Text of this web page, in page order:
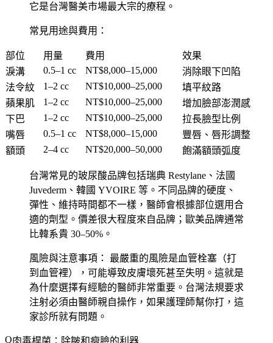
它是台灣醫美市場最大宗的療程。
常見用途與費用：
部位 用量 費用
效果
淚溝
0.5–1 cc NT$8,000–15,000
消除眼下凹陷
法令紋
1–2 cc NT$10,000–25,000
填平紋路
蘋果肌
1–2 cc NT$10,000–25,000
增加臉部澎潤感
下巴
1–2 cc NT$10,000–25,000
拉長臉型比例
嘴唇
0.5–1 cc NT$8,000–15,000
豐唇、唇形調整
額頭
2–4 cc NT$20,000–50,000 飽滿額頭弧度
台灣常見的玻尿酸品牌包括瑞典 Restylane、法國
Juvederm、韓國 YVOIRE 等。不同品牌的硬度、
彈性、維持時間都不一樣，醫師會根據部位選用合
適的劑型。價差很大程度來自品牌；歐美品牌通常
比韓系貴 30–50%。
風險與注意事項：
最嚴重的風險是血管栓塞（打
到血管裡），可能導致皮膚壞死甚至失明。這就是
為什麼選擇有經驗的醫師非常重要。台灣法規要求
注射必須由醫師親自操作，如果護理師幫你打，這
家診所就有問題。
肉毒桿菌：除皺和瘦臉的利器